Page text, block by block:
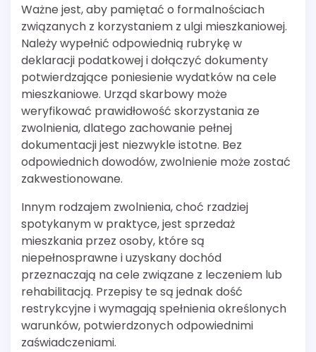
Ważne jest, aby pamiętać o formalnościach
związanych z korzystaniem z ulgi mieszkaniowej.
Należy wypełnić odpowiednią rubrykę w
deklaracji podatkowej i dołączyć dokumenty
potwierdzające poniesienie wydatków na cele
mieszkaniowe. Urząd skarbowy może
weryfikować prawidłowość skorzystania ze
zwolnienia, dlatego zachowanie pełnej
dokumentacji jest niezwykle istotne. Bez
odpowiednich dowodów, zwolnienie może zostać
zakwestionowane.
Innym rodzajem zwolnienia, choć rzadziej
spotykanym w praktyce, jest sprzedaż
mieszkania przez osoby, które są
niepełnosprawne i uzyskany dochód
przeznaczają na cele związane z leczeniem lub
rehabilitacją. Przepisy te są jednak dość
restrykcyjne i wymagają spełnienia określonych
warunków, potwierdzonych odpowiednimi
zaświadczeniami.